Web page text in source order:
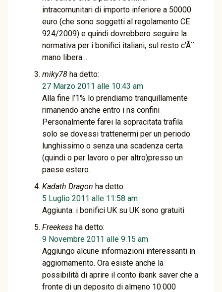
intracomunitari di importo inferiore a 50000
euro (che sono soggetti al regolamento CE
924/2009) e quindi dovrebbero seguire la
normativa per i bonifici italiani, sul resto c’Ã¨
mano libera…
miky78 ha detto:
27 Marzo 2011 alle 10:43 am
Alla fine l’1% lo prendiamo tranquillamente
rimanendo anche entro i ns confini
Personalmente farei la sopracitata trafila
solo se dovessi trattenermi per un periodo
lunghissimo o senza una scadenza certa
(quindi o per lavoro o per altro)presso un
paese estero.
Kadath Dragon ha detto:
5 Luglio 2011 alle 11:58 am
Aggiunta: i bonifici UK su UK sono gratuiti
Freekess ha detto:
9 Novembre 2011 alle 9:15 am
Aggiungo alcune informazioni interessanti in
aggiornamento. Ora esiste anche la
possibilità di aprire il conto ibank saver che a
fronte di un deposito di almeno 10.000